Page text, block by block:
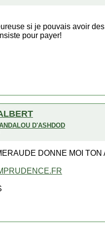
si je pouvais avoir
pour payer!
D'ASHDOD
DONNE MOI